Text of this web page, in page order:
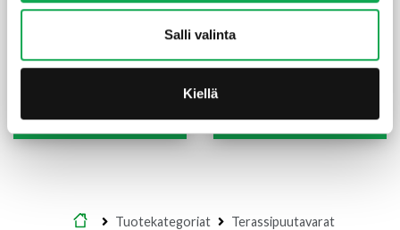
Salli valinta
Kiellä
Kestopuu sahattu vihreä
150X150 mm
Lue lisää
Kartanopylväs vihreä
120X3000 mm teroitettu
Lue lisää
Etusivu
Tuotekategoriat Terassipuutavarat